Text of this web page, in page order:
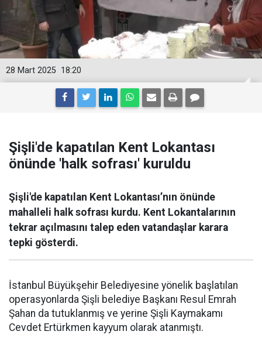
18:20
28 Mart 2025
Şişli'de kapatılan Kent Lokantası
önünde 'halk sofrası' kuruldu
Şişli'de kapatılan Kent Lokantası’nın önünde
mahalleli halk sofrası kurdu. Kent Lokantalarının
tekrar açılmasını talep eden vatandaşlar karara
tepki gösterdi.
İstanbul Büyükşehir Belediyesine yönelik başlatılan
operasyonlarda Şişli belediye Başkanı Resul Emrah
Şahan da tutuklanmış ve yerine Şişli Kaymakamı
Cevdet Ertürkmen kayyum olarak atanmıştı.